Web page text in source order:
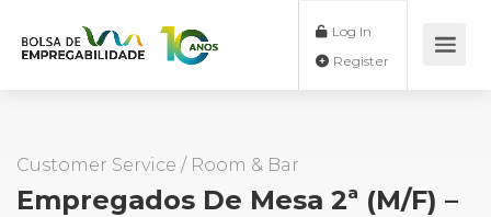
Log In
Customer Service / Room & Bar
Empregados De Mesa 2ª (M/F) –